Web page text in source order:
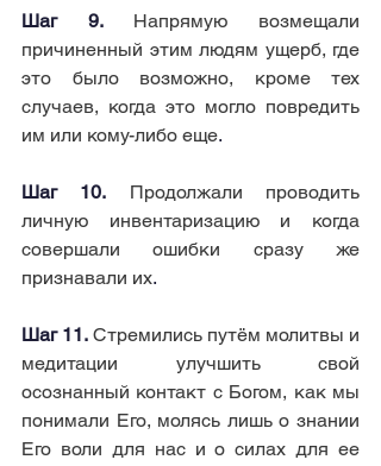
Шаг 9.
Напрямую возмещали
причиненный этим людям ущерб, где
это было возможно, кроме тех
случаев, когда это могло повредить
им или кому-либо еще.
Шаг 10.
Продолжали проводить
личную инвентаризацию и когда
совершали ошибки сразу же
признавали их.
Шаг 11. Стремились путём молитвы и
медитации улучшить свой
осознанный контакт с Богом, как мы
понимали Его, молясь лишь о знании
Его воли для нас и о силах для ее